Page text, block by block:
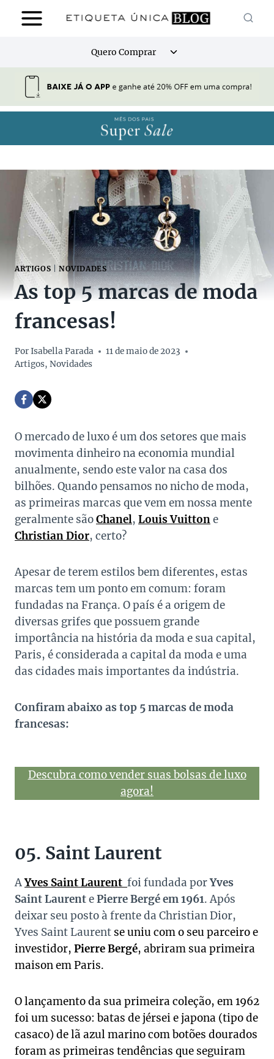
para
Quero Comprar
Alternar
ARTIGOS NOVIDADES
As top 5 marcas de moda
francesas!
PorIsabella Parada
11 de maio de 2023
Artigos, Novidades
O mercado de luxo é um dos setores que mais
movimenta dinheiro na economia mundial
anualmente, sendo este valor na casa dos
bilhões. Quando pensamos no nicho de moda,
as primeiras marcas que vem em nossa mente
geralmente sãoChanel, Louis Vuittone
Christian Dior, certo?
Apesar de terem estilos bem diferentes, estas
marcas tem um ponto em comum: foram
fundadas na França. O país é a origem de
diversas grifes que possuem grande
importância na história da moda e sua capital,
Paris, é considerada a capital da moda e uma
das cidades mais importantes da indústria.
Confiram abaixo as top 5 marcas de moda
francesas:
Descubra como vender suas bolsas de luxo
agora!
05. Saint Laurent
AYves Saint Laurent foi fundada porYves
Saint LaurentePierre Bergé em 1961. Após
deixar seu posto à frente da Christian Dior,
Yves Saint Laurent se uniu com o seu parceiro e
investidor, Pierre Bergé, abriram sua primeira
maison em Paris.
O lançamento da sua primeira coleção, em 1962
foi um sucesso: batas de jérsei e japona (tipo de
casaco) de lã azul marino com botões dourados
foram as primeiras tendências que seguiram